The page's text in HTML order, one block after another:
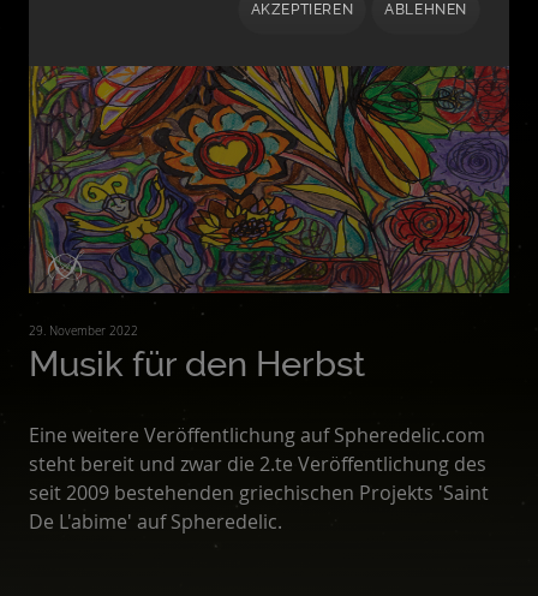
29. November 2022
Musik für den Herbst
Eine weitere Veröffentlichung auf Spheredelic.com
steht bereit und zwar die 2.te Veröffentlichung des
seit 2009 bestehenden griechischen Projekts 'Saint
De L'abime' auf Spheredelic.
AKZEPTIEREN ABLEHNEN